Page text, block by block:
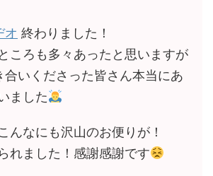
オ 終わりました！
ころも多々あったと思いますが
合いくださった皆さん本当にあ
ました
んなにも沢山のお便りが！
れました！感謝感謝です